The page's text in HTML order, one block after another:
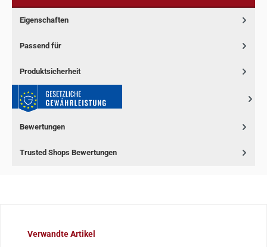
Eigenschaften
Passend für
Produktsicherheit
Bewertungen
Trusted Shops Bewertungen
Produktgalerie überspringen
Verwandte Artikel